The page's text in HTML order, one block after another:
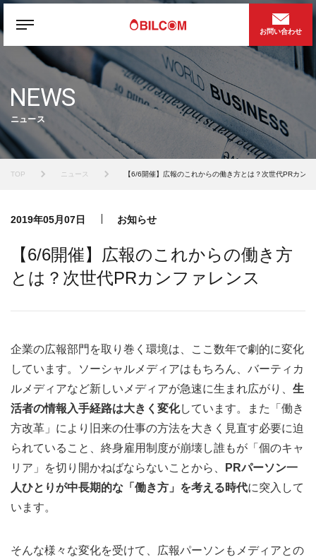
お問い合わせ
NEWS
ニュース
TOP ニュース 【6/6開催】広報のこれからの働き方とは？次世代PRカンフ
2019年05月07日 お知らせ
【6/6開催】広報のこれからの働き方
とは？次世代PRカンファレンス
企業の広報部門を取り巻く環境は、ここ数年で劇的に変化
しています。ソーシャルメディアはもちろん、バーティカ
ルメディアなど新しいメディアが急速に生まれ広がり、 生
活者の情報入手経路は大きく変化しています。また「働き
方改革」により旧来の仕事の方法を大きく見直す必要に迫
られていること、終身雇用制度が崩壊し誰もが「個のキャ
リア」を切り開かねばならないことから、
PRパーソン一
人ひとりが中長期的な「働き方」を考える時代に突入して
います。
そんな様々な変化を受けて、広報パーソンもメディアとの